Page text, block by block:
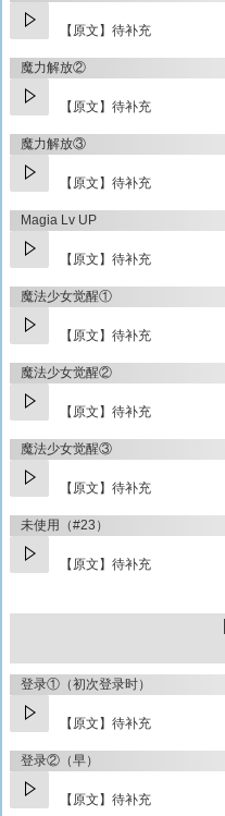
【原文】待补充
魔力解放②
【原文】待补充
魔力解放③
【原文】待补充
Magia Lv UP
【原文】待补充
魔法少女觉醒①
【原文】待补充
魔法少女觉醒②
【原文】待补充
魔法少女觉醒③
【原文】待补充
未使用（#23）
【原文】待补充
登录①（初次登录时）
【原文】待补充
登录②（早）
【原文】待补充